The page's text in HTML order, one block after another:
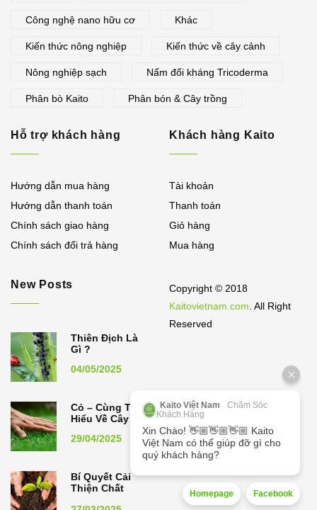
Công nghệ nano hữu cơ Khác
Kiến thức nông nghiệp Kiến thức về cây cảnh
Nông nghiệp sạch Nấm đối kháng Tricoderma
Phân bò Kaito Phân bón & Cây trồng
Hỗ trợ khách hàng
Hướng dẫn mua hàng
Hướng dẫn thanh toán
Chính sách giao hàng
Chính sách đổi trả hàng
New Posts
Thiên Địch Là
Gì ?
04/05/2025
Cỏ – Cùng Tìm
Hiểu Về Cây Cỏ
29/04/2025
Bí Quyết Cải
Thiện Chất
Khách hàng Kaito
Tài khoản
Thanh toán
Giỏ hàng
Mua hàng
Copyright © 2018
Kaitovietnam.com . All Right
Reserved
Kaito Việt Nam
Chăm Sóc
Khách Hàng
Xin Chào! 👋🏼👋🏼👋🏼 Kaito
Việt Nam có thể giúp đỡ gì cho
quý khách hàng?
Homepage Facebook